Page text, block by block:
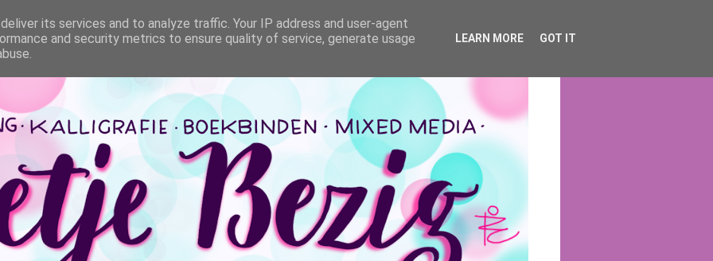
its services and to analyze traffic. Your IP address and user-agent
and security metrics to ensure quality of service, generate usage
LEARN MORE GOT IT